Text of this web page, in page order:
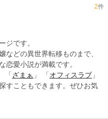
2件
ジです。
などの異世界転移ものまで、
恋愛小説が満載です。
「 ざまぁ 」 「 オフィスラブ 」
すこともできます。ぜひお気